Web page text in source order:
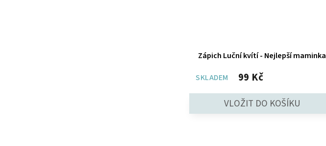
Zápich Luční kvítí - Nejlepší maminka
SKLADEM 99 Kč